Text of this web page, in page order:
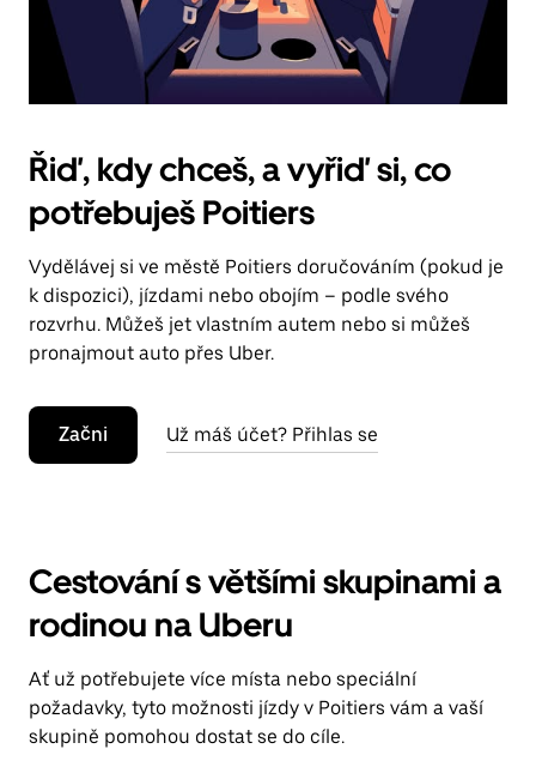
Řiď, kdy chceš, a vyřiď si, co
potřebuješ Poitiers
Vydělávej si ve městě Poitiers doručováním (pokud je
k dispozici), jízdami nebo obojím – podle svého
rozvrhu. Můžeš jet vlastním autem nebo si můžeš
pronajmout auto přes Uber.
Začni Už máš účet? Přihlas se
Cestování s většími skupinami a
rodinou na Uberu
Ať už potřebujete více místa nebo speciální
požadavky, tyto možnosti jízdy v Poitiers vám a vaší
skupině pomohou dostat se do cíle.